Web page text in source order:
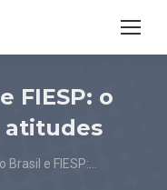
FIESP: o
atitudes
Brasil e FIESP:…